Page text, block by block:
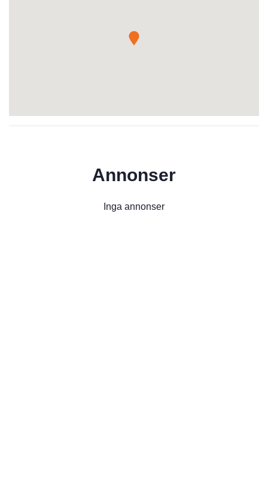
Annonser
Inga annonser